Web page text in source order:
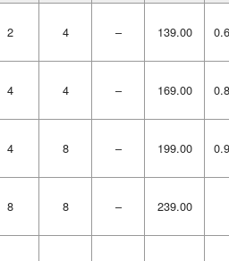
2 4 – 139.00
4 4 – 169.00
4 8 – 199.00
8 8 – 239.00